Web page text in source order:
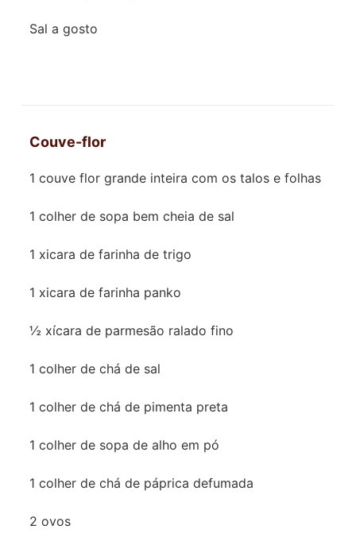
Sal a gosto
Couve-flor
1 couve flor grande inteira com os talos e folhas
1 colher de sopa bem cheia de sal
1 xicara de farinha de trigo
1 xicara de farinha panko
½ xícara de parmesão ralado fino
1 colher de chá de sal
1 colher de chá de pimenta preta
1 colher de sopa de alho em pó
1 colher de chá de páprica defumada
2 ovos